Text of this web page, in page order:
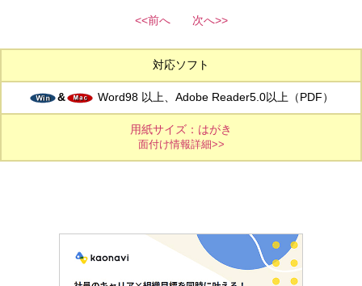
<<前へ 次へ>>
対応ソフト
& Word98 以上、Adobe Reader5.0以上（PDF）
用紙サイズ：はがき
面付け情報詳細>>